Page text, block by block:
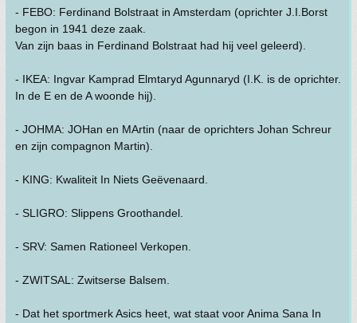
- FEBO: Ferdinand Bolstraat in Amsterdam (oprichter J.I.Borst
begon in 1941 deze zaak.
Van zijn baas in Ferdinand Bolstraat had hij veel geleerd).
- IKEA: Ingvar Kamprad Elmtaryd Agunnaryd (I.K. is de oprichter.
In de E en de A woonde hij).
- JOHMA: JOHan en MArtin (naar de oprichters Johan Schreur
en zijn compagnon Martin).
- KING: Kwaliteit In Niets Geëvenaard.
- SLIGRO: Slippens Groothandel.
- SRV: Samen Rationeel Verkopen.
- ZWITSAL: Zwitserse Balsem.
- Dat het sportmerk Asics heet, wat staat voor Anima Sana In